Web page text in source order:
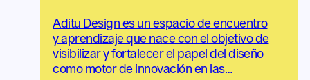
Aditu Design es un espacio de encuentro
y aprendizaje que nace con el objetivo de
visibilizar y fortalecer el papel del diseño
como motor de innovación en las